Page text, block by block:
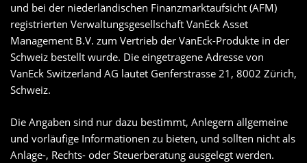
und bei der niederländischen Finanzmarktaufsicht (AFM)
registrierten Verwaltungsgesellschaft VanEck Asset
Management B.V. zum Vertrieb der VanEck-Produkte in der
Schweiz bestellt wurde. Die eingetragene Adresse von
VanEck Switzerland AG lautet Genferstrasse 21, 8002 Zürich,
Schweiz.
Die Angaben sind nur dazu bestimmt, Anlegern allgemeine
und vorläufige Informationen zu bieten, und sollten nicht als
Anlage-, Rechts- oder Steuerberatung ausgelegt werden.